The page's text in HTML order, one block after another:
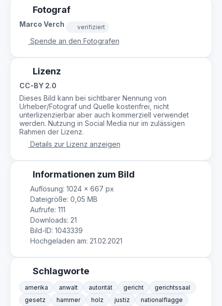
Fotograf
Marco Verch verifiziert
Spende an den Fotografen
Lizenz
CC-BY 2.0
Dieses Bild kann bei sichtbarer Nennung von
Urheber/Fotograf und Quelle kostenfrei, nicht
unterlizenzierbar aber auch kommerziell verwendet
werden. Nutzung in Social Media nur im zulässigen
Rahmen der Lizenz.
Details zur Lizenz anzeigen
Informationen zum Bild
Auflösung: 1024 × 667 px
Dateigröße: 0,05 MB
Aufrufe: 111
Downloads: 21
Bild-ID: 1043339
Hochgeladen am: 21.02.2021
Schlagworte
amerika anwalt autorität gericht
gerichtssaal
gesetz
hammer holz justiz nationalflagge